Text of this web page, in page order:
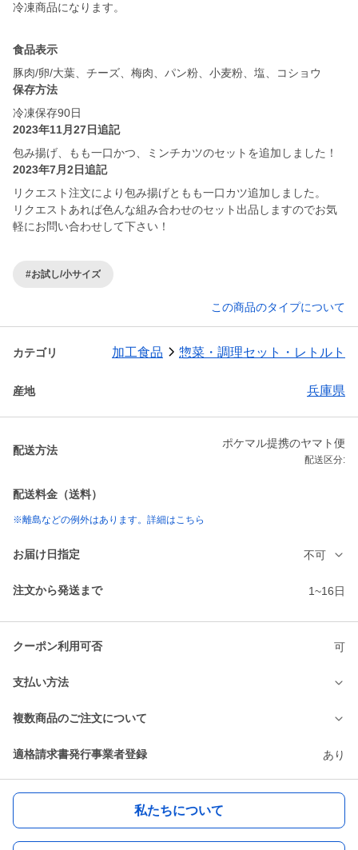
冷凍商品になります。
食品表示
豚肉/卵/大葉、チーズ、梅肉、パン粉、小麦粉、塩、コショウ
保存方法
冷凍保存90日
2023年11月27日追記
包み揚げ、もも一口かつ、ミンチカツのセットを追加しました！
2023年7月2日追記
リクエスト注文により包み揚げともも一口カツ追加しました。
リクエストあれば色んな組み合わせのセット出品しますのでお気
軽にお問い合わせして下さい！
#お試し/小サイズ
この商品のタイプについて
カテゴリ 加工食品 惣菜・調理セット・レトルト
産地 兵庫県
配送方法
ポケマル提携のヤマト便
配送区分:
配送料金（送料）
※離島などの例外はあります。詳細はこちら
お届け日指定 不可
注文から発送まで 1~16日
クーポン利用可否 可
支払い方法
複数商品のご注文について
適格請求書発行事業者登録 あり
私たちについて